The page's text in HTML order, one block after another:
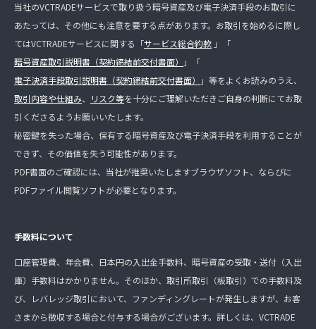
当社のVCTRADEサービスで取り扱う暗号資産及び電子決済手段のお取引に
あたっては、その他にも注意を要する点があります。お取引を始めるに際し
てはVCTRADEサービスに関する「サービス総合約款 」「
暗号資産取引説明書（契約締結前交付書面）
」「
電子決済手段取引説明書（契約締結前交付書面）
」等をよくお読みのうえ、
取引内容や仕組み、 リスク等を十分にご理解いただきご自身の判断にてお取
引くださるようお願いいたします。
秘密鍵を失った場合、保有する暗号資産及び電子決済手段を利用することが
できず、その価値を失う可能性があります。
PDF書面のご確認には、当社が推奨いたしますブラウザソフト、ならびに
PDFファイル閲覧ソフトが必要となります。
手数料について
口座管理費、年会費、日本円の入出金手数料、暗号資産の受取・送付（入出
庫）手数料はかかりません。そのほか、取引所取引（板取引）での手数料及
び、レバレッジ取引において、ファンディングレートが発生しますが、お客
さまから徴収する場合と付与する場合がございます。詳しくは、VCTRADE